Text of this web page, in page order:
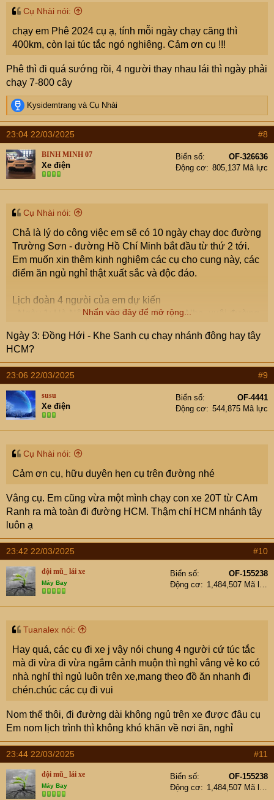
Cụ Nhài nói:
chạy em Phê 2024 cụ ạ, tính mỗi ngày chạy căng thì
400km, còn lại túc tắc ngó nghiêng. Cảm ơn cụ !!!
Phê thì đi quá sướng rồi, 4 người thay nhau lái thì ngày phải
chạy 7-800 cây
R
e
a
c
t
i
o
n
s
Kysidemtrang và Cụ Nhài
23:04 22/03/2025 #8
BINH MINH 07
Xe điện
Biển số
OF-326636
Động cơ
805,137 Mã lực
Cụ Nhài nói:
Chả là lý do công việc em sẽ có 10 ngày chạy dọc đường
Trường Sơn - đường Hồ Chí Minh bắt đầu từ thứ 2 tới.
Em muốn xin thêm kinh nghiệm các cụ cho cung này, các
điểm ăn ngủ nghỉ thật xuất sắc và độc đáo.
Lịch đoàn 4 ngưòi của em dự kiến
- Ngày 1: Hà Nội - Km0 Tân Kỳ - Phong Nha, xuôi đường
duyên nếu có cụ nào quanh đó
- Ngày 2: Phong Nha, thăm các khu sông chày, hang tối,
... sau đó quay về Tp Đồng Hới làm việc
- Ngày 3: di chuyển Đồng Hới - Khe Sanh
- Ngày 4: Khe Sanh - Kon Tum - PleiKu (khách sạn Tre
Xanh còn mở không các cụ nhỉ, lần cuối em tới Tp cũng
năm 2016)
nên các cụ có chương trình hay địa điểm nào ok không ạ
Cộng mách cho mấy nước rồi, mong các cụ mợ có gì hay
chỉ thêm em với nhé.
Lịch trình dự kiến
View attachment 9038438
4 ghế, 1 bàn ăn nhỏ, 1 bếp + bàn di dộng, vài dụng cụ sơ
sơ chưa quần áo đã bắt đầu lên xe
Nhấn vào đây để mở rộng...
Ngày 3: Đồng Hới - Khe Sanh cụ chạy nhánh đông hay tây
HCM?
23:06 22/03/2025 #9
susu
Xe điện
Biển số
OF-4441
Động cơ
544,875 Mã lực
Cụ Nhài nói:
Cảm ơn cụ, hữu duyên hẹn cụ trên đường nhé
Vâng cụ. Em cũng vừa một mình chạy con xe 20T từ CAm
Ranh ra mà toàn đi đường HCM. Thậm chí HCM nhánh tây
luôn ạ
23:42 22/03/2025 #10
đội mũ_ lái xe
Máy Bay
Biển số
OF-155238
Động cơ
1,484,507 Mã lực
Tuanalex nói:
Hay quá, các cụ đi xe j vậy nói chung 4 người cứ túc tắc
mà đi vừa đi vừa ngắm cảnh muộn thì nghỉ vắng vẻ ko có
nhà nghỉ thì ngủ luôn trên xe,mang theo đồ ăn nhanh đi
chén.chúc các cụ đi vui
Nom thế thôi, đi đường dài không ngủ trên xe được đâu cụ
Em nom lịch trình thì không khó khăn về nơi ăn, nghỉ
23:44 22/03/2025 #11
đội mũ_ lái xe
Máy Bay
Biển số
OF-155238
Động cơ
1,484,507 Mã lực